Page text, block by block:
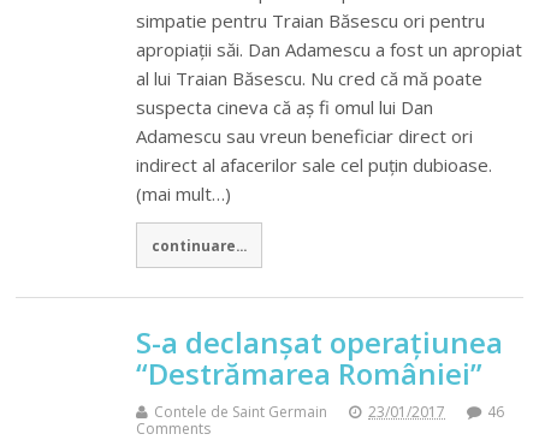
simpatie pentru Traian Băsescu ori pentru
apropiații săi. Dan Adamescu a fost un apropiat
al lui Traian Băsescu. Nu cred că mă poate
suspecta cineva că aș fi omul lui Dan
Adamescu sau vreun beneficiar direct ori
indirect al afacerilor sale cel puțin dubioase.
(mai mult…)
continuare...
S-a declanșat operațiunea
“Destrămarea României”
Contele de Saint Germain 23/01/2017
46
Comments